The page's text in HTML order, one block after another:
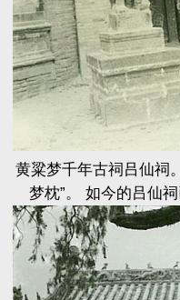
黄粱梦千年古祠吕仙祠
梦枕”。 如今的吕仙